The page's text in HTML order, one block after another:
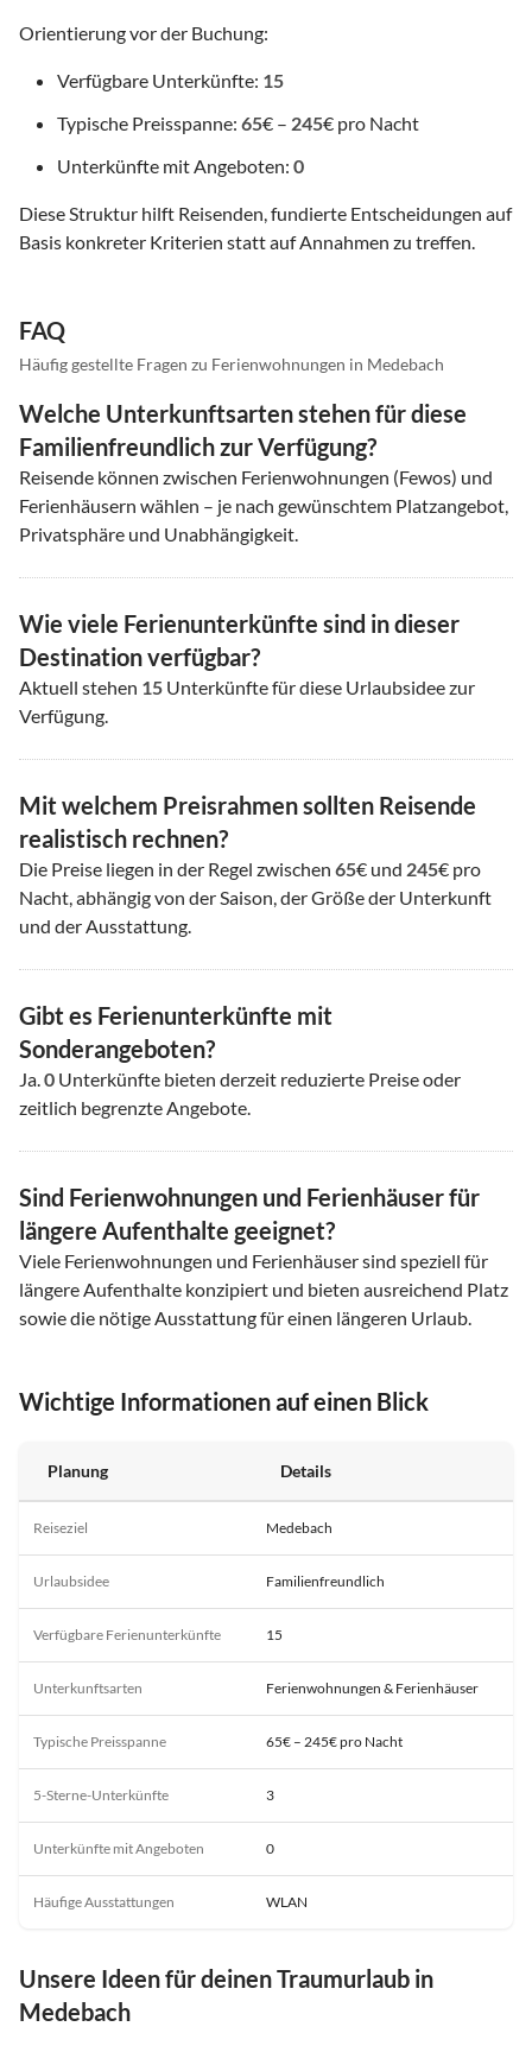
Orientierung vor der Buchung:
Verfügbare Unterkünfte: 15
Typische Preisspanne: 65€ – 245€ pro Nacht
Unterkünfte mit Angeboten: 0
Diese Struktur hilft Reisenden, fundierte Entscheidungen auf
Basis konkreter Kriterien statt auf Annahmen zu treffen.
FAQ
Häufig gestellte Fragen zu Ferienwohnungen in Medebach
Welche Unterkunftsarten stehen für diese
Familienfreundlich zur Verfügung?
Reisende können zwischen Ferienwohnungen (Fewos) und
Ferienhäusern wählen – je nach gewünschtem Platzangebot,
Privatsphäre und Unabhängigkeit.
Wie viele Ferienunterkünfte sind in dieser
Destination verfügbar?
Aktuell stehen 15 Unterkünfte für diese Urlaubsidee zur
Verfügung.
Mit welchem Preisrahmen sollten Reisende
realistisch rechnen?
Die Preise liegen in der Regel zwischen 65€ und 245€ pro
Nacht, abhängig von der Saison, der Größe der Unterkunft
und der Ausstattung.
Gibt es Ferienunterkünfte mit
Sonderangeboten?
Ja.0 Unterkünfte bieten derzeit reduzierte Preise oder
zeitlich begrenzte Angebote.
Sind Ferienwohnungen und Ferienhäuser für
längere Aufenthalte geeignet?
Viele Ferienwohnungen und Ferienhäuser sind speziell für
längere Aufenthalte konzipiert und bieten ausreichend Platz
sowie die nötige Ausstattung für einen längeren Urlaub.
Wichtige Informationen auf einen Blick
Planung Details
Reiseziel Medebach
Urlaubsidee Familienfreundlich
Verfügbare Ferienunterkünfte 15
Unterkunftsarten Ferienwohnungen & Ferienhäuser
Typische Preisspanne 65€ – 245€ pro Nacht
5-Sterne-Unterkünfte 3
Unterkünfte mit Angeboten 0
Häufige Ausstattungen WLAN
Unsere Ideen für deinen Traumurlaub in
Medebach